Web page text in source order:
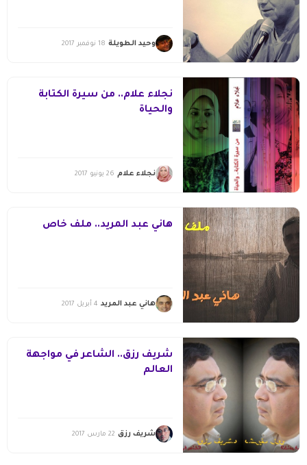
وحيد الطويلة 18 نوفمبر 2017
نجلاء علام.. من سيرة الكتابة
والحياة
نجلاء علام 26 يونيو 2017
هاني عبد المريد.. ملف خاص
هاني عبد المريد 4 أبريل 2017
شريف رزق.. الشاعر في مواجهة
العالم
شريف رزق 22 مارس 2017